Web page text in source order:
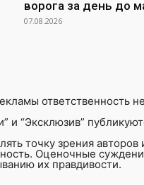
ворога за день до
07.08.2026
ответственность
и “Эксклюзив”
точку зрения авторов
Оценочные
их правдивости.